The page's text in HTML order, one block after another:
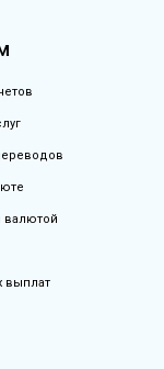
валютой
выплат